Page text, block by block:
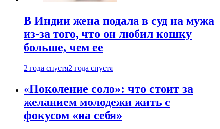
В Индии жена подала в суд на мужа
из-за того, что он любил кошку
больше, чем ее
2 года спустя2 года спустя
«Поколение соло»: что стоит за
желанием молодежи жить с
фокусом «на себя»